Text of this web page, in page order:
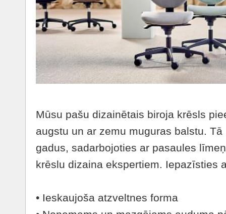
Mūsu pašu dizainētais biroja krēsls
augstu un ar zemu muguras balstu.
gadus, sadarbojoties ar pasaules
krēslu dizaina ekspertiem. Iepazīsties
• Ieskaujoša atzveltnes forma